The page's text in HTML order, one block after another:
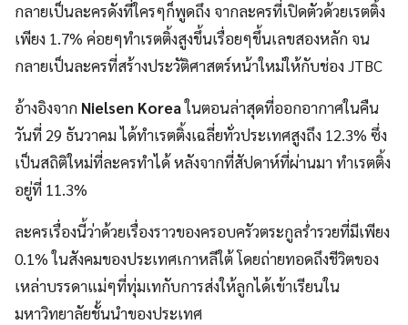
กลายเป็นละครดังที่ใครๆก็พูดถึง จากละครที่เปิดตัวด้วยเรตติ้ง
เพียง 1.7% ค่อยๆทำเรตติ้งสูงขึ้นเรื่อยๆขึ้นเลขสองหลัก จน
กลายเป็นละครที่สร้างประวัติศาสตร์หน้าใหม่ให้กับช่อง JTBC
อ้างอิงจาก Nielsen Koreaในตอนล่าสุดที่ออกอากาศในคืน
วันที่ 29 ธันวาคม ได้ทำเรตติ้งเฉลี่ยทั่วประเทศสูงถึง 12.3% ซึ่ง
เป็นสถิติใหม่ที่ละครทำได้ หลังจากที่สัปดาห์ที่ผ่านมา ทำเรตติ้ง
อยู่ที่ 11.3%
ละครเรื่องนี้ว่าด้วยเรื่องราวของครอบครัวตระกูลร่ำรวยที่มีเพียง
0.1% ในสังคมของประเทศเกาหลีใต้ โดยถ่ายทอดถึงชีวิตของ
เหล่าบรรดาแม่ๆที่ทุ่มเทกับการส่งให้ลูกได้เข้าเรียนใน
มหาวิทยาลัยชั้นนำของประเทศ